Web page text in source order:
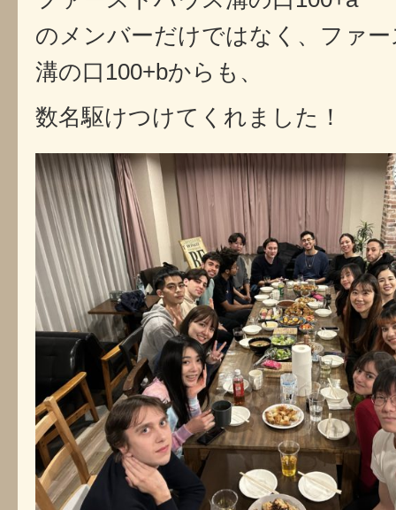
のメンバーだけではなく、ファ
溝の口100+bからも、
数名駆けつけてくれました！